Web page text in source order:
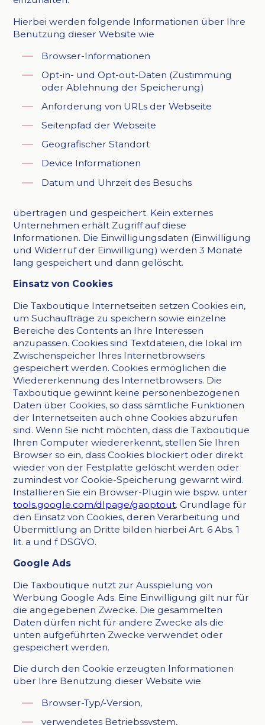
Hierbei werden folgende Informationen über Ihre
Benutzung dieser Website wie
Browser-Informationen
Opt-in- und Opt-out-Daten (Zustimmung
oder Ablehnung der Speicherung)
Anforderung von URLs der Webseite
Seitenpfad der Webseite
Geografischer Standort
Device Informationen
Datum und Uhrzeit des Besuchs
übertragen und gespeichert. Kein externes
Unternehmen erhält Zugriff auf diese
Informationen. Die Einwilligungsdaten (Einwilligung
und Widerruf der Einwilligung) werden 3 Monate
lang gespeichert und dann gelöscht.
Einsatz von Cookies
Die Taxboutique Internetseiten setzen Cookies ein,
um Suchaufträge zu speichern sowie einzelne
Bereiche des Contents an Ihre Interessen
anzupassen. Cookies sind Textdateien, die lokal im
Zwischenspeicher Ihres Internetbrowsers
gespeichert werden. Cookies ermöglichen die
Wiedererkennung des Internetbrowsers. Die
Taxboutique gewinnt keine personenbezogenen
Daten über Cookies, so dass sämtliche Funktionen
der Internetseiten auch ohne Cookies abzurufen
sind. Wenn Sie nicht möchten, dass die Taxboutique
Ihren Computer wiedererkennt, stellen Sie Ihren
Browser so ein, dass Cookies blockiert oder direkt
wieder von der Festplatte gelöscht werden oder
zumindest vor Cookie-Speicherung gewarnt wird.
Installieren Sie ein Browser-Plugin wie bspw. unter
tools.google.com/dlpage/gaoptout. Grundlage für
den Einsatz von Cookies, deren Verarbeitung und
Übermittlung an Dritte bilden hierbei Art. 6 Abs. 1
lit. a und f DSGVO.
Google Ads
Die Taxboutique nutzt zur Ausspielung von
Werbung Google Ads. Eine Einwilligung gilt nur für
die angegebenen Zwecke. Die gesammelten
Daten dürfen nicht für andere Zwecke als die
unten aufgeführten Zwecke verwendet oder
gespeichert werden.
Die durch den Cookie erzeugten Informationen
über Ihre Benutzung dieser Website wie
Browser-Typ/-Version,
verwendetes Betriebssystem,